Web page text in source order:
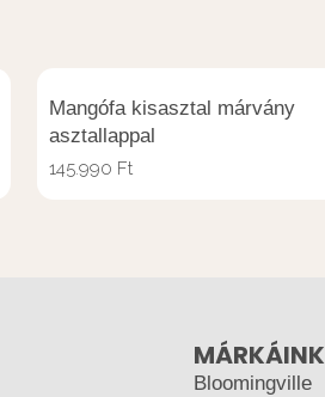
Mangófa kisasztal márvány
asztallappal
145.990 Ft
MÁRKÁINK
Bloomingville